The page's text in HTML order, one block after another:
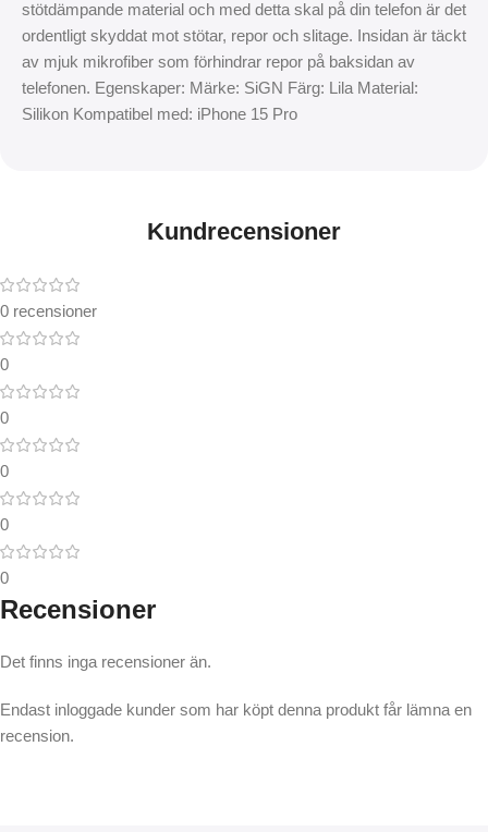
stötdämpande material och med detta skal på din telefon är det
ordentligt skyddat mot stötar, repor och slitage. Insidan är täckt
av mjuk mikrofiber som förhindrar repor på baksidan av
telefonen. Egenskaper: Märke: SiGN Färg: Lila Material:
Silikon Kompatibel med: iPhone 15 Pro
Kundrecensioner
0 recensioner
0
0
0
0
0
Recensioner
Det finns inga recensioner än.
Endast inloggade kunder som har köpt denna produkt får lämna en
recension.